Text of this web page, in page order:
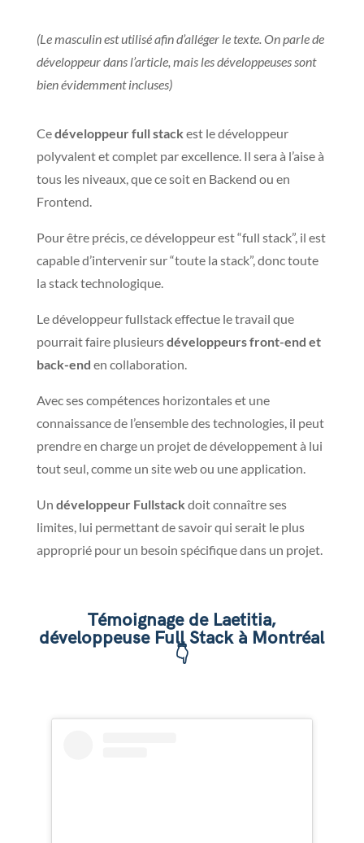
(Le masculin est utilisé afin d’alléger le texte. On parle de
développeur dans l’article, mais les développeuses sont
bien évidemment incluses)
Cedéveloppeur full stack est le développeur
polyvalent et complet par excellence. Il sera à l’aise à
tous les niveaux, que ce soit en Backend ou en
Frontend.
Pour être précis, ce développeur est “full stack”, il est
capable d’intervenir sur “toute la stack”, donc toute
la stack technologique.
Le développeur fullstack effectue le travail que
pourrait faire plusieursdéveloppeurs front-end et
back-end en collaboration.
Avec ses compétences horizontales et une
connaissance de l’ensemble des technologies, il peut
prendre en charge un projet de développement à lui
tout seul, comme un site web ou une application.
Un développeur Fullstack doit connaître ses
limites, lui permettant de savoir qui serait le plus
approprié pour un besoin spécifique dans un projet.
Témoignage de Laetitia,
développeuse Full Stack à Montréal
👇